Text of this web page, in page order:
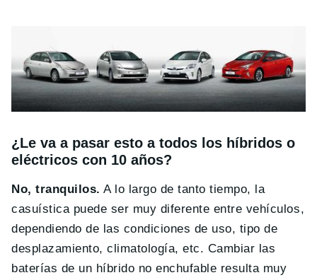
¿Le va a pasar esto a todos los híbridos o
eléctricos con 10 años?
No, tranquilos. A lo largo de tanto tiempo, la
casuística puede ser muy diferente entre vehículos,
dependiendo de las condiciones de uso, tipo de
desplazamiento, climatología, etc. Cambiar las
baterías de un híbrido no enchufable resulta muy